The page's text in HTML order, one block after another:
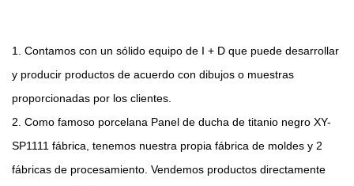
1. Contamos con un sólido equipo de I + D que puede desarrollar
y producir productos de acuerdo con dibujos o muestras
proporcionadas por los clientes.
2. Como famoso porcelana Panel de ducha de titanio negro XY-
SP1111 fábrica , tenemos nuestra propia fábrica de moldes y 2
fábricas de procesamiento. Vendemos productos directamente